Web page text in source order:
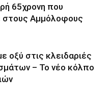
65χρονη που
στους Αμμόλοφους
οξύ στις κλειδαριές
– Το νέο κόλπο